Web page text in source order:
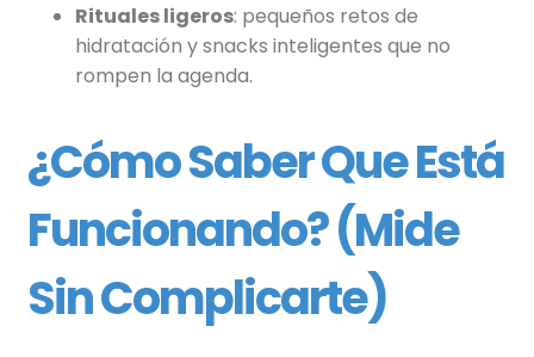
Rituales ligeros: pequeños retos de
hidratación y snacks inteligentes que no
rompen la agenda.
¿Cómo Saber Que Está
Funcionando? (mide
Sin Complicarte)